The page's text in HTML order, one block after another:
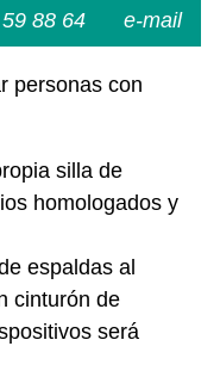
e-mail
88 64
personas con
silla de
homologados y
espaldas al
cinturón de
será